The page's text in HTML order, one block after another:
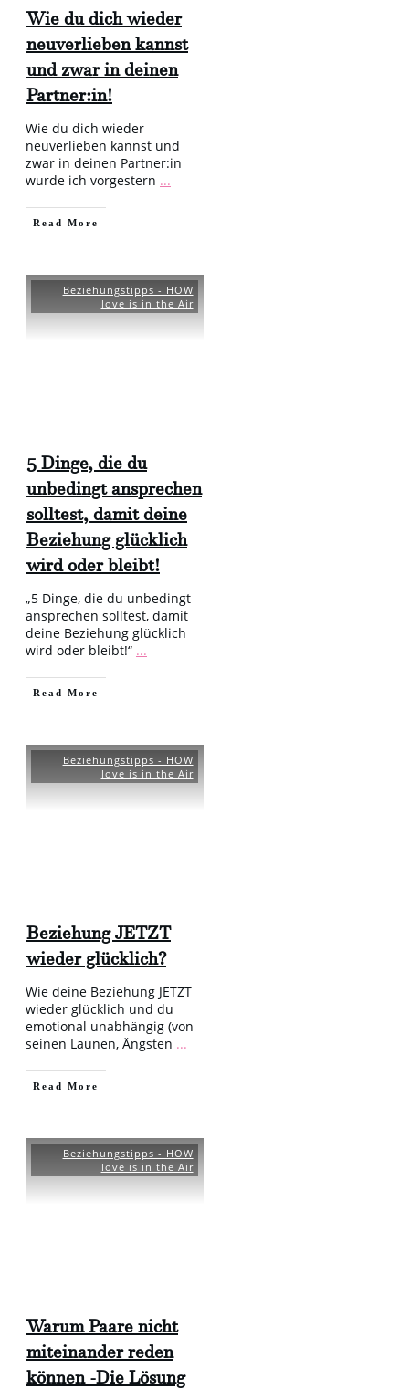
Wie du dich wieder
neuverlieben kannst
und zwar in deinen
Partner:in!
Wie du dich wieder
neuverlieben kannst und
zwar in deinen Partner:in
wurde ich vorgestern ...
​Read More
Beziehungstipps - HOW
love is in the Air
5 Dinge, die du
unbedingt ansprechen
solltest, damit deine
Beziehung glücklich
wird oder bleibt!
„5 Dinge, die du unbedingt
ansprechen solltest, damit
deine Beziehung glücklich
wird oder bleibt!“ ...
​Read More
Beziehungstipps - HOW
love is in the Air
Beziehung JETZT
wieder glücklich?
Wie deine Beziehung JETZT
wieder glücklich und du
emotional unabhängig (von
seinen Launen, Ängsten ...
​Read More
Beziehungstipps - HOW
love is in the Air
Warum Paare nicht
miteinander reden